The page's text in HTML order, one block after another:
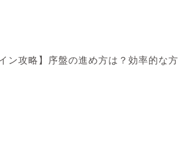
ン攻略】序盤の進め方は？効率的な方